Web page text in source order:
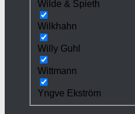
Wilde & Spieth
Wilkhahn
Willy Guhl
Wittmann
Yngve Ekström